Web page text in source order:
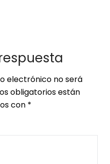
electrónico no será
obligatorios están
con *